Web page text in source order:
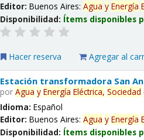
Editor:Buenos Aires:Agua y Energía
Disponibilidad: Ítems disponibles
Hacer reserva Agregar al
Estación transformadora San
porAgua y Energía Eléctrica, Sociedad
Idioma:Español
Editor:Buenos Aires:Agua y Energía
Disponibilidad: Ítems disponibles